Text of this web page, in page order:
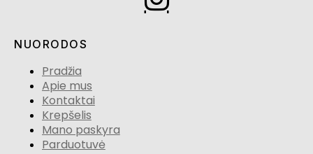
NUORODOS
Pradžia
Apie mus
Kontaktai
Krepšelis
Mano paskyra
Parduotuvė